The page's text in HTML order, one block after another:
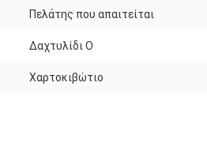
Πελάτης που απαιτείται
Δαχτυλίδι Ο
Χαρτοκιβώτιο